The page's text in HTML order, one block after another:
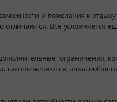
и пожелания к
отличаются. Все усложняется
ограничения,
меняются,